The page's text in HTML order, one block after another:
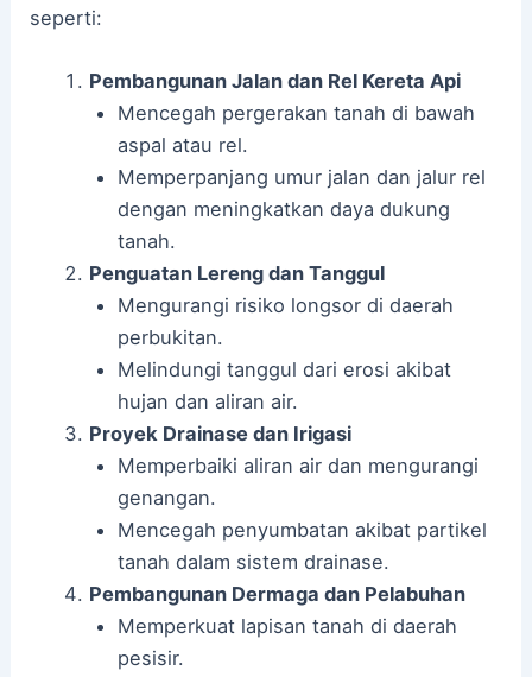
seperti:
Pembangunan Jalan dan Rel Kereta Api
Mencegah pergerakan tanah di bawah
aspal atau rel.
Memperpanjang umur jalan dan jalur rel
dengan meningkatkan daya dukung
tanah.
Penguatan Lereng dan Tanggul
Mengurangi risiko longsor di daerah
perbukitan.
Melindungi tanggul dari erosi akibat
hujan dan aliran air.
Proyek Drainase dan Irigasi
Memperbaiki aliran air dan mengurangi
genangan.
Mencegah penyumbatan akibat partikel
tanah dalam sistem drainase.
Pembangunan Dermaga dan Pelabuhan
Memperkuat lapisan tanah di daerah
pesisir.